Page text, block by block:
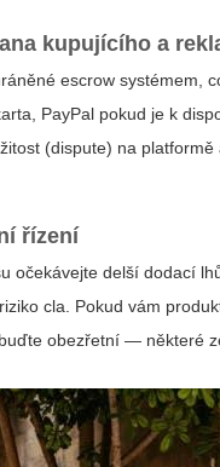
kupujícího a
escrow
PayPal pokud je k
(dispute) na
řízení
očekávejte delší dodací
cla. Pokud vám
obezřetní — některé